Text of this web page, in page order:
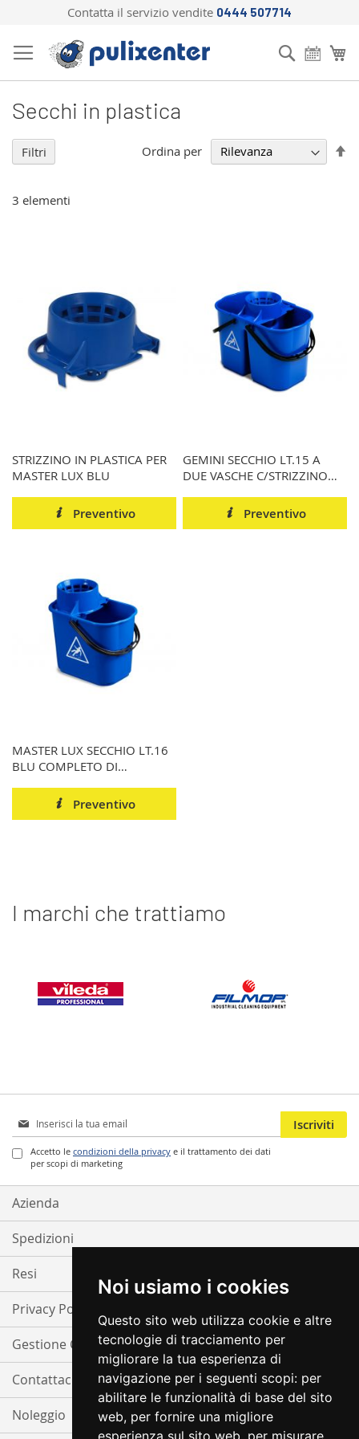
Noi usiamo i cookies
Questo sito web utilizza cookie e altre
tecnologie di tracciamento per
migliorare la tua esperienza di
navigazione per i seguenti scopi: per
abilitare le funzionalità di base del sito
web, per fornire una migliore
esperienza sul sito web per misurare
Contatta il servizio vendite 0444 507714
al
contenuto
Cerca
Secchi in plastica
3 elementi
Ordina per
STRIZZINO IN PLASTICA PER
MASTER LUX BLU
Preventivo
GEMINI SECCHIO LT.15 A
DUE VASCHE C/STRIZZINO
Preventivo
MASTER LUX SECCHIO LT.16
BLU COMPLETO DI
Preventivo
Filtri
I marchi che trattiamo
Iscriviti
alla
nostra
Newsletter:
Accetto le condizioni della privacy e il trattamento dei dati
per scopi di marketing
Iscriviti
Azienda
Spedizioni
Resi
Privacy Policy
Gestione Cookie
Contattaci
Noleggio